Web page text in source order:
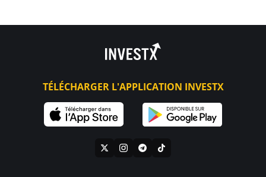
TÉLÉCHARGER L'APPLICATION INVESTX